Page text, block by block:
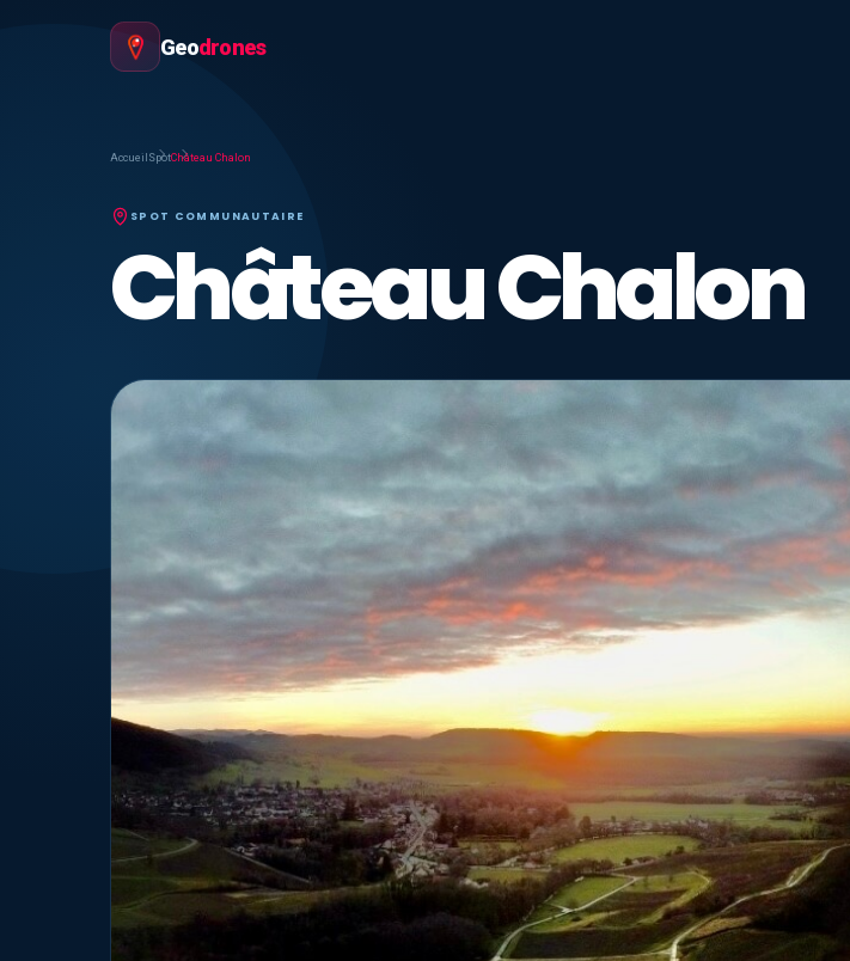
Geodrones
Accueil SpotChâteau Chalon
SPOT COMMUNAUTAIRE
Château Chalon